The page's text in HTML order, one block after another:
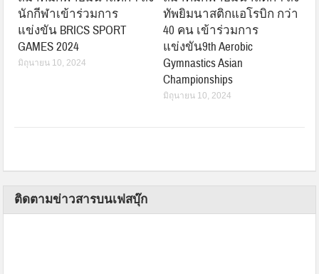
นักกีฬาเข้าร่วมการ
แข่งขัน BRICS SPORT
GAMES 2024
มิถุนายน 10, 2024
ทัพยิมนาสติกแอโรบิก กว่า
40 คน เข้าร่วมการ
แข่งขัน9th Aerobic
Gymnastics Asian
Championships
มิถุนายน 10, 2024
ติดตามข่าวสารบนเฟสบุ๊ก